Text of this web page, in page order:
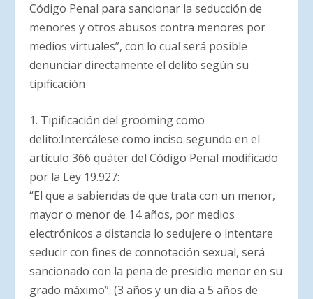
Código Penal para sancionar la seducción de
menores y otros abusos contra menores por
medios virtuales”, con lo cual será posible
denunciar directamente el delito según su
tipificación
1. Tipificación del grooming como
delito:Intercálese como inciso segundo en el
artículo 366 quáter del Código Penal modificado
por la Ley 19.927:
“El que a sabiendas de que trata con un menor,
mayor o menor de 14 años, por medios
electrónicos a distancia lo sedujere o intentare
seducir con fines de connotación sexual, será
sancionado con la pena de presidio menor en su
grado máximo”. (3 años y un día a 5 años de